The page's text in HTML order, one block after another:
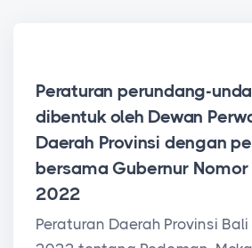
Peraturan perundang-
dibentuk oleh Dewan
Daerah Provinsi dengan
bersama Gubernur Nomor
2022
Peraturan Daerah Provinsi